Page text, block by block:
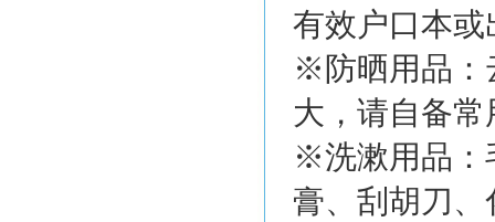
有效户口本
※防晒用品：
大，请自备
※洗漱用品：
膏、刮胡刀